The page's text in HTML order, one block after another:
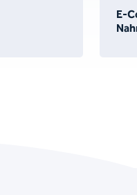
E-